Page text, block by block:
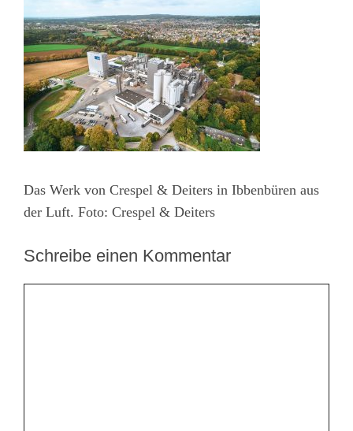
Das Werk von Crespel & Deiters in Ibbenbüren aus
der Luft. Foto: Crespel & Deiters
Schreibe einen Kommentar